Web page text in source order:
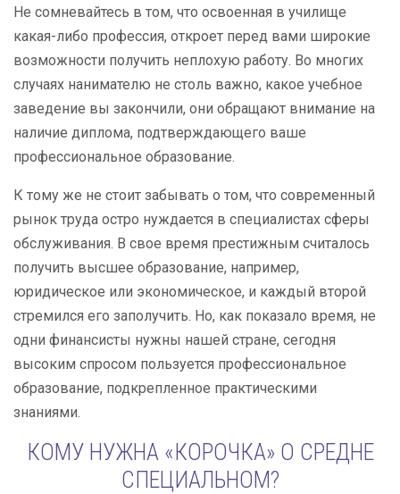
Не сомневайтесь в том, что освоенная в училище
какая-либо профессия, откроет перед вами широкие
возможности получить неплохую работу. Во многих
случаях нанимателю не столь важно, какое учебное
заведение вы закончили, они обращают внимание на
наличие диплома, подтверждающего ваше
профессиональное образование.
К тому же не стоит забывать о том, что современный
рынок труда остро нуждается в специалистах сферы
обслуживания. В свое время престижным считалось
получить высшее образование, например,
юридическое или экономическое, и каждый второй
стремился его заполучить. Но, как показало время, не
одни финансисты нужны нашей стране, сегодня
высоким спросом пользуется профессиональное
образование, подкрепленное практическими
знаниями.
КОМУ НУЖНА «КОРОЧКА» О СРЕДНЕ
СПЕЦИАЛЬНОМ?